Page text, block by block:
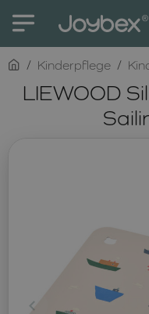
LIEWOOD
homeKinderpflege